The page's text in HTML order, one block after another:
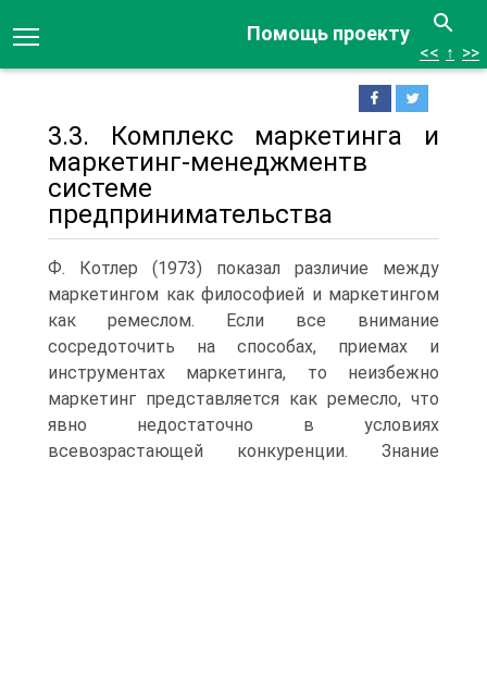
Помощь проекту
<< ↑ >>
3.3. Комплекс маркетинга и
маркетинг-менеджментв
системе
предпринимательства
Ф. Котлер (1973) показал различие между
маркетингом как философией и маркетингом
как ремеслом. Если все внимание
сосредоточить на способах, приемах и
инструментах маркетинга, то неизбежно
маркетинг представляется как ремесло, что
явно недостаточно в условиях
всевозрастающей конкуренции. Знание